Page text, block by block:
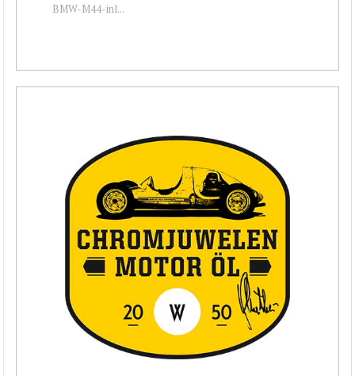
BMW-M44-inl...